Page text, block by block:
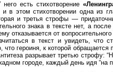
есть стихотворение
в этом стихотворении одна из
и третья строфы —
знака в тексте нет, а
отказывается от
в текст и увидеть, что
героиня, к которой
разрывает третью строфу:
городе, каждый день идя “на